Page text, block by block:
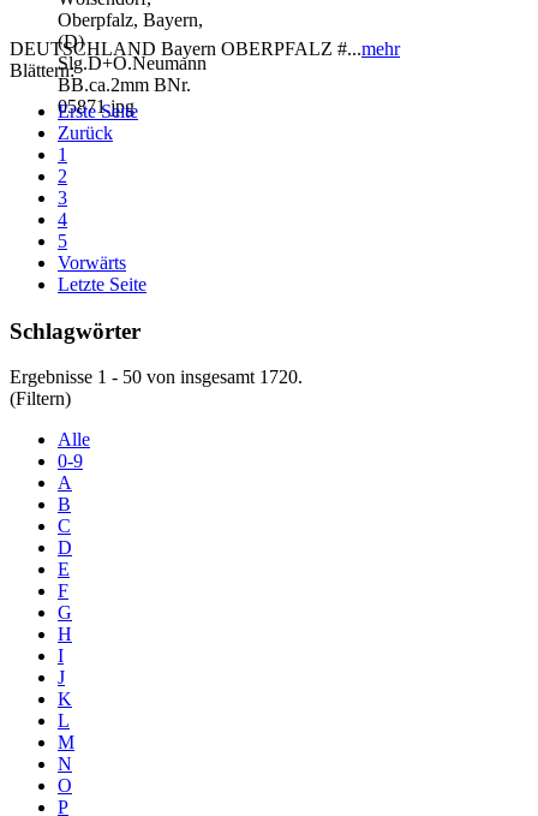
DEUTSCHLAND Bayern OBERPFALZ #...mehr
Blättern:
Erste Seite
Zurück
1
2
3
4
5
Vorwärts
Letzte Seite
Schlagwörter
Ergebnisse 1 - 50 von insgesamt 1720.
(Filtern)
Alle
0-9
A
B
C
D
E
F
G
H
I
J
K
L
M
N
O
P